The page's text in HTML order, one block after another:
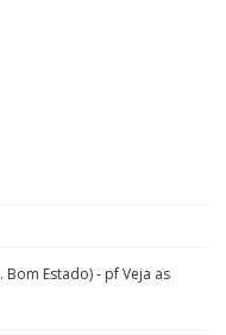
Bom Estado) - pf Veja as